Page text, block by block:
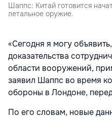
Шаппс: Китай готовится
летальное оружие.
«Сегодня я могу
доказательства
области вооружений,
заявил Шаппс во время
обороны в Лондоне,
По его словам, новые